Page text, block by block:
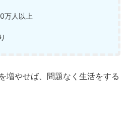
万人以上
増やせば、問題なく生活をする